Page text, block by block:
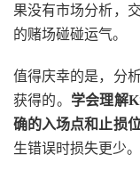
果没有市场分析，
的赌场碰碰运气。
值得庆幸的是，分
获得的。 学会理解
确的入场点和止损
生错误时损失更少。